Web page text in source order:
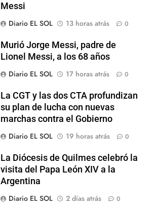
Messi
Diario EL SOL
13 horas atrás 0
Murió Jorge Messi, padre de
Lionel Messi, a los 68 años
Diario EL SOL
17 horas atrás 0
La CGT y las dos CTA profundizan
su plan de lucha con nuevas
marchas contra el Gobierno
Diario EL SOL
19 horas atrás 0
La Diócesis de Quilmes celebró la
visita del Papa León XIV a la
Argentina
Diario EL SOL
2 días atrás 0